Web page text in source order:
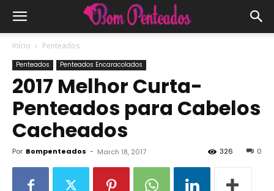
Início Penteados
Penteados Penteados Encaracolados
2017 Melhor Curta-
Penteados para Cabelos
Cacheados
Por Bompenteados - March 18, 2017 0
326